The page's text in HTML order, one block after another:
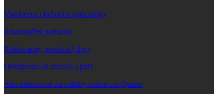
Všeobecné obchodné podmienky
Reklamačný poriadok
Reklamačný protokol (.doc)
Odstúpenie od zmluvy (.pdf)
Ako nakupovať na splátky online cez Quatro